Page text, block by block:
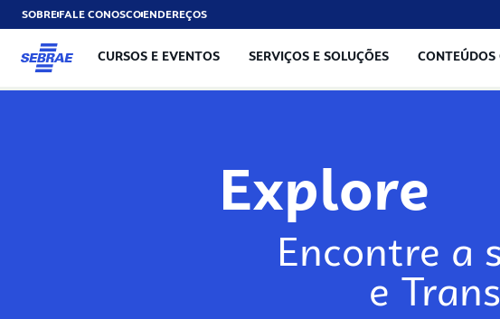
SOBREFALE CONOSCOENDEREÇOS
CURSOS E EVENTOS SERVIÇOS E SOLUÇÕES
Explore
Encontre a
e